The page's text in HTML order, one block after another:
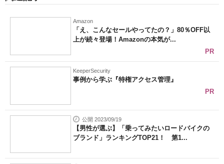
Amazon
「え、こんなセールやってたの？」80％OFF以
上が続々登場！Amazonの本気が...
PR
KeeperSecurity
事例から学ぶ『特権アクセス管理』
PR
公開 2023/09/19
【男性が選ぶ】「乗ってみたいロードバイクの
ブランド」ランキングTOP21！ 第1...